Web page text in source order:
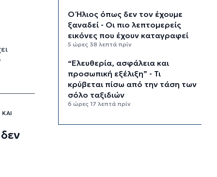
Ο Ήλιος όπως δεν τον έχουμε
ξαναδεί - Οι πιο λεπτομερείς
εικόνες που έχουν καταγραφεί
5 ώρες 38 λεπτά πρίν
“Ελευθερία, ασφάλεια και
προσωπική εξέλιξη” - Τι
κρύβεται πίσω από την τάση των
σόλο ταξιδιών
6 ώρες 17 λεπτά πρίν
“Κλιματική ζώνη πολέμου” - Οι